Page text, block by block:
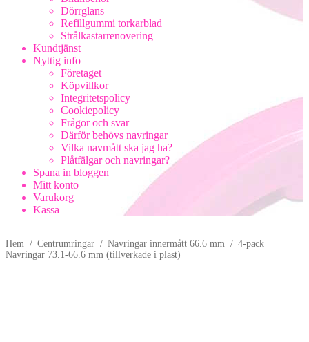
Dörrglans
Refillgummi torkarblad
Strålkastarrenovering
Kundtjänst
Nyttig info
Företaget
Köpvillkor
Integritetspolicy
Cookiepolicy
Frågor och svar
Därför behövs navringar
Vilka navmått ska jag ha?
Plåtfälgar och navringar?
Spana in bloggen
Mitt konto
Varukorg
Kassa
Hem / Centrumringar / Navringar innermått 66.6 mm / 4-pack
Navringar 73.1-66.6 mm (tillverkade i plast)